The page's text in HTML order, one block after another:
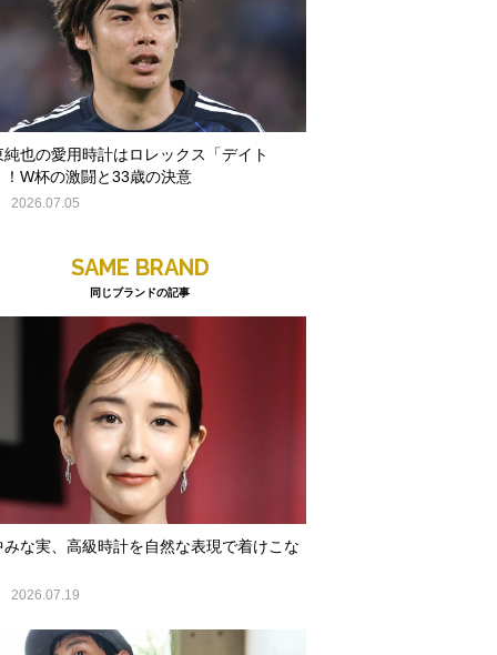
純也の愛用時計はロレックス「デイト
！W杯の激闘と33歳の決意
2026.07.05
SAME BRAND
同じブランドの記事
みな実、高級時計を自然な表現で着けこな
2026.07.19